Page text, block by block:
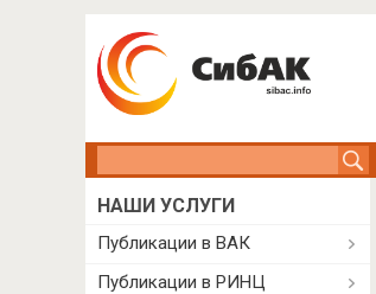
НАШИ УСЛУГИ
Публикации в ВАК
Публикации в РИНЦ